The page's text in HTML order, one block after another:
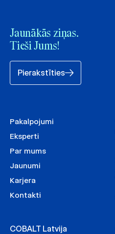
Jaunākās ziņas.
Tieši Jums!
Pierakstīties
Pakalpojumi
Eksperti
Par mums
Jaunumi
Karjera
Kontakti
COBALT Latvija